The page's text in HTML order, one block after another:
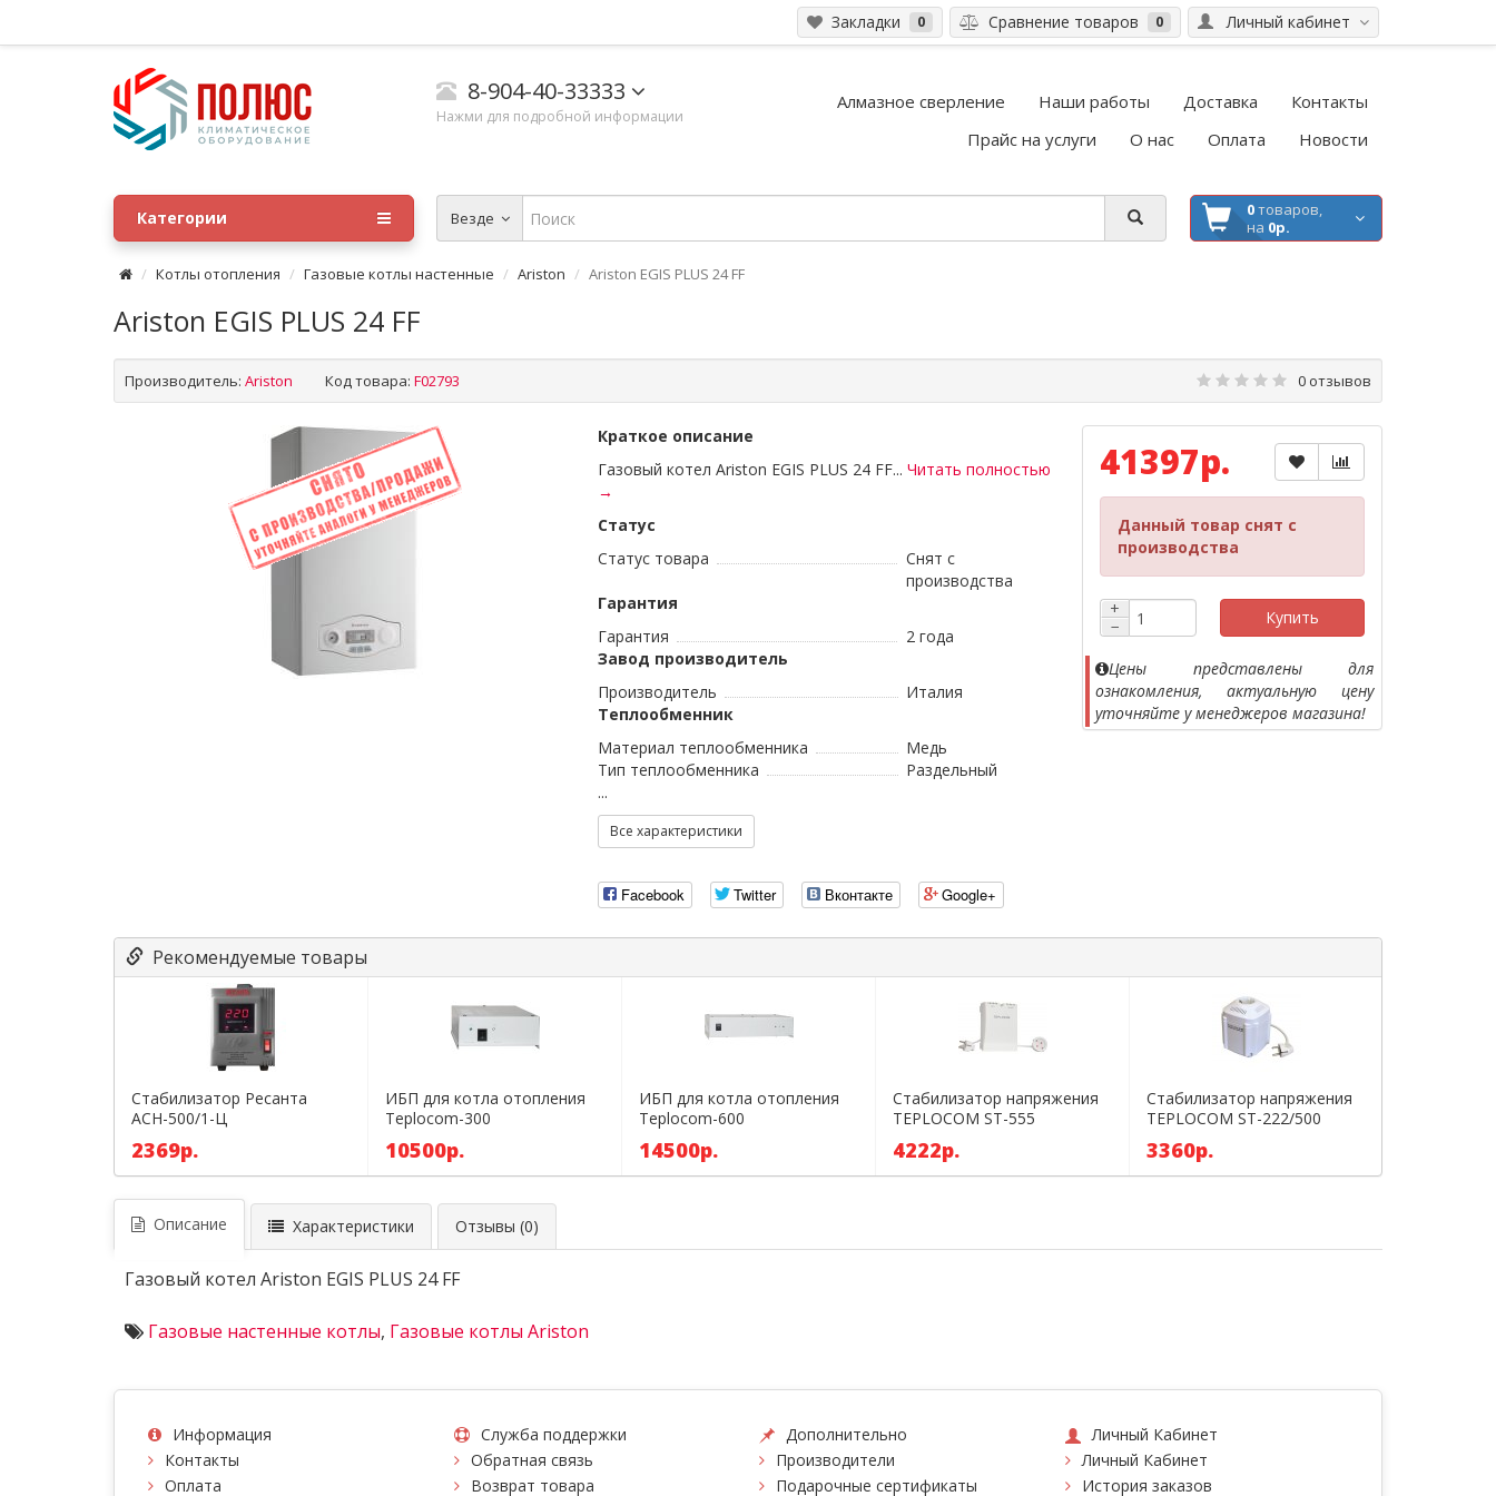
Личный кабинет
Закладки 0 Сравнение товаров 0
8-904-40-33333
Нажми для подробной информации
Алмазное сверление Наши работы Доставка
Контакты
Прайс на услуги
О нас Оплата Новости
Везде 0товаров,
на 0р.
Категории
Котлы отопления Газовые котлы настенные Ariston Ariston EGIS PLUS 24 FF
Ariston EGIS PLUS 24 FF
Производитель: Ariston Код товара: F02793 0 отзывов
Краткое описание
Газовый котел Ariston EGIS PLUS 24 FF... Читать полностью
→
Статус
Статус товара
Снят с
производства
Гарантия
Гарантия
2 года
Завод производитель
Производитель
Италия
Теплообменник
Материал теплообменника
Медь
Тип теплообменника
Раздельный
...
Все характеристики
Facebook Twitter Вконтакте Google+
41397р.
Данный товар снят с
производства
+
−
Купить
Цены представлены для
ознакомления, актуальную цену
уточняйте у менеджеров магазина!
Рекомендуемые товары
Стабилизатор Ресанта
АСН-500/1-Ц
2369р.
ИБП для котла отопления
Teplocom-300
10500р.
ИБП для котла отопления
Teplocom-600
14500р.
Стабилизатор напряжения
TEPLOCOM ST-555
4222р.
Стабилизатор напряжения
TEPLOCOM ST-222/500
3360р.
Описание Характеристики Отзывы (0)
Газовый котел Ariston EGIS PLUS 24 FF
Газовые настенные котлы, Газовые котлы Ariston
Информация
Контакты
Оплата
Служба поддержки
Обратная связь
Возврат товара
Дополнительно
Производители
Подарочные сертификаты
Личный Кабинет
Личный Кабинет
История заказов